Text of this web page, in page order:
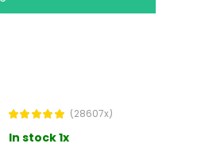
andere lichaamsdelen
in geval van
(28607x)
In stock 1x